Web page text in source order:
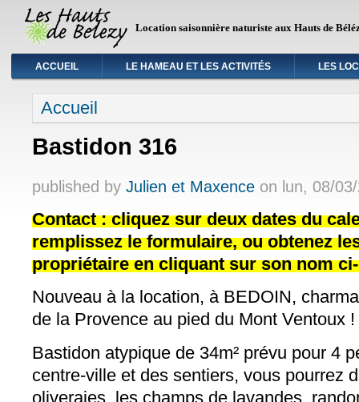
Location saisonnière naturiste aux Hauts de
ACCUEIL LE HAMEAU ET LES ACTIVITÉS LES
Vous êtes ici
Accueil
Bastidon 316
published by Julien et Maxence on lun, 08/
Contact : cliquez sur deux dates du
remplissez le formulaire, ou obtenez
propriétaire en cliquant sur son nom
Nouveau à la location, à BEDOIN,
de la Provence au pied du Mont Ventoux !
Bastidon atypique de 34m² prévu pour 4
centre-ville et des sentiers, vous pourrez
oliveraies, les champs de lavandes,